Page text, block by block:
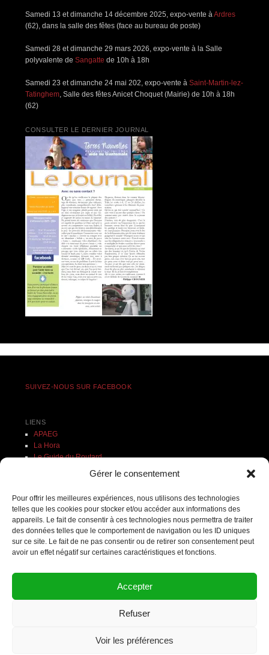
Gérer le consentement
Pour offrir les meilleures expériences, nous utilisons des technologies
telles que les cookies pour stocker et/ou accéder aux informations des
appareils. Le fait de consentir à ces technologies nous permettra de traiter
des données telles que le comportement de navigation ou les ID uniques
sur ce site. Le fait de ne pas consentir ou de retirer son consentement peut
avoir un effet négatif sur certaines caractéristiques et fonctions.
Accepter
Refuser
Voir les préférences
Samedi 13 et dimanche 14 décembre 2025, expo-vente àArdres
(62), dans la salle des fêtes (face au bureau de poste)
Samedi 28 et dimanche 29 mars 2026, expo-vente à la Salle
polyvalente deSangatte de 10h à 18h
Samedi 23 et dimanche 24 mai 202, expo-vente àSaint-Martin-lez-
Tatinghem, Salle des fêtes Anicet Choquet (Mairie) de 10h à 18h
(62)
CONSULTER LE DERNIER JOURNAL
SUIVEZ-NOUS SUR FACEBOOK
LIENS
APAEG
La Hora
Le Guide du Routard
Ministère des Affaires étrangères
Recherche
ON PARLE DE NOUS
L’Aisne Nouvelle
Copyright © 2007 - 2025 Terres Nouvelles - Tous droits réservés